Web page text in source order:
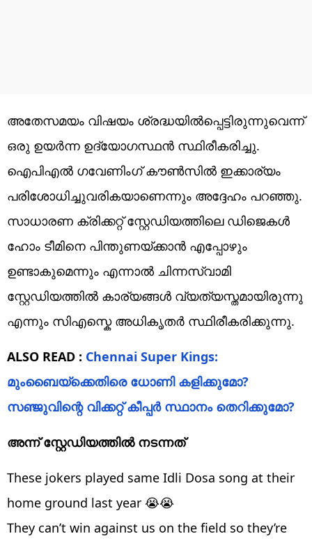
അതേസമയം വിഷയം ശ്രദ്ധയിൽപ്പെട്ടിരുന്നുവെന്ന്
ഒരു ഉയർന്ന ഉദ്യോഗസ്ഥൻ സ്ഥിരീകരിച്ചു.
ഐപിഎൽ ഗവേണിംഗ് കൗൺസിൽ ഇക്കാര്യം
പരിശോധിച്ചുവരികയാണെന്നും അദ്ദേഹം പറഞ്ഞു.
സാധാരണ ക്രിക്കറ്റ് സ്റ്റേഡിയത്തിലെ ഡിജെകൾ
ഹോം ടീമിനെ പിന്തുണയ്ക്കാൻ എപ്പോഴും
ഉണ്ടാകുമെന്നും എന്നാൽ ചിന്നസ്വാമി
സ്റ്റേഡിയത്തിൽ കാര്യങ്ങൾ വ്യത്യസ്തമായിരുന്നു
എന്നും സിഎസ്കെ അധികൃതർ സ്ഥിരീകരിക്കുന്നു.
ALSO READ : Chennai Super Kings:
മുംബൈയ്‌ക്കെതിരെ ധോണി കളിക്കുമോ?
സഞ്ജുവിന്റെ വിക്കറ്റ് കീപ്പര്‍ സ്ഥാനം തെറിക്കുമോ?
അന്ന് സ്റ്റേഡിയത്തിൽ നടന്നത്
These jokers played same Idli Dosa song at their
home ground last year 😭😭
They can’t win against us on the field so they’re